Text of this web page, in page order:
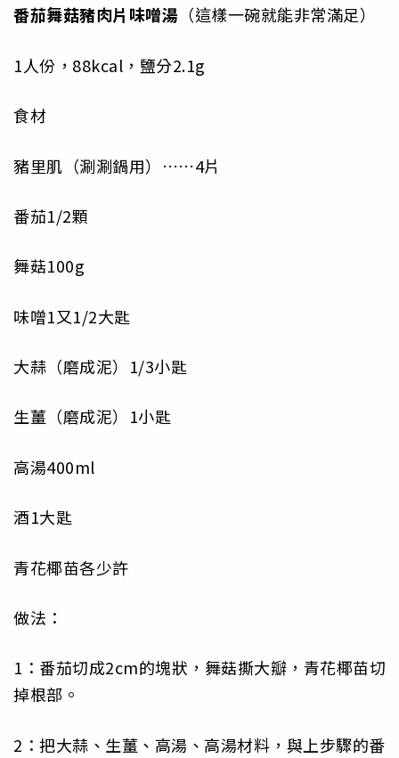
番茄舞菇豬肉片味噌湯 （這樣一碗就能非常滿足）
1人份，88kcal，鹽分2.1g
食材
豬里肌（涮涮鍋用）……4片
番茄1/2顆
舞菇100g
味噌1又1/2大匙
大蒜（磨成泥）1/3小匙
生薑（磨成泥）1小匙
高湯400ml
酒1大匙
青花椰苗各少許
做法：
1：番茄切成2cm的塊狀，舞菇撕大瓣，青花椰苗切
掉根部。
2：把大蒜、生薑、高湯、高湯材料，與上步驟的番